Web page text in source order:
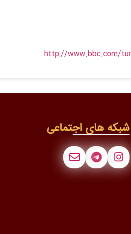
http://www.bbc.com/
شبکه های اجتماعی